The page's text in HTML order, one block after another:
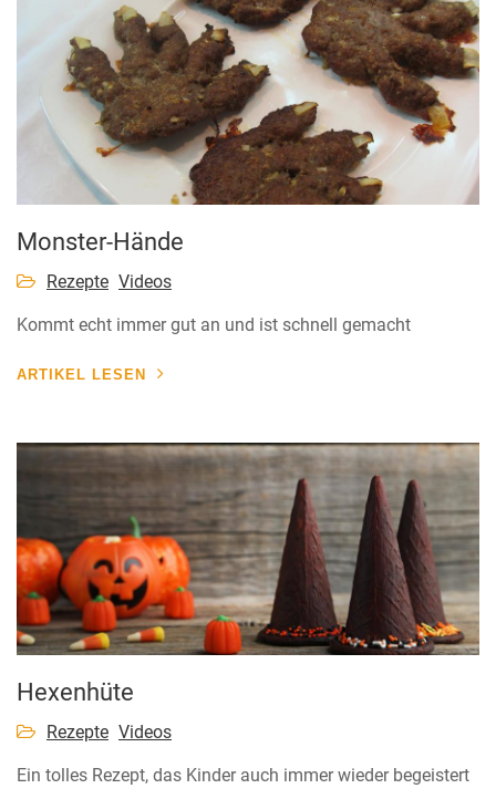
Monster-Hände
Rezepte Videos
Kommt echt immer gut an und ist schnell gemacht
ARTIKEL LESEN
Hexenhüte
Rezepte Videos
Ein tolles Rezept, das Kinder auch immer wieder begeistert